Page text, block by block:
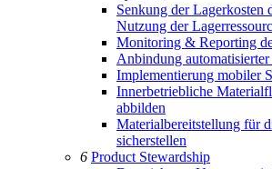
Senkung der Lagerkosten
Nutzung der
Monitoring & Reporting
Anbindung
Implementierung mobiler
Innerbetriebliche
abbilden
Materialbereitstellung für
sicherstellen
6 Product Stewardship